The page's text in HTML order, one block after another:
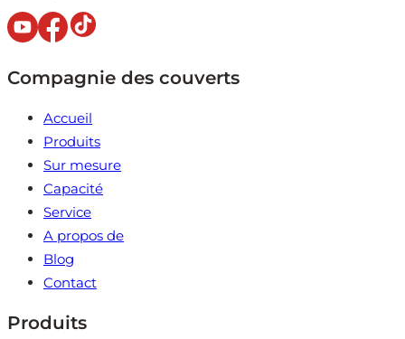
Compagnie des couverts
Accueil
Produits
Sur mesure
Capacité
Service
A propos de
Blog
Contact
Produits